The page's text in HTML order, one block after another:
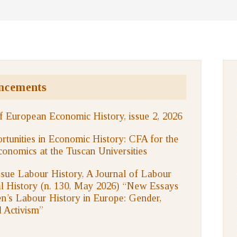
European Economic History, issue 2, 2026
in Economic History: CFA for the
at the Tuscan Universities
Labour History, A Journal of Labour
History (n. 130, May 2026) “New Essays
Labour History in Europe: Gender,
Activism”